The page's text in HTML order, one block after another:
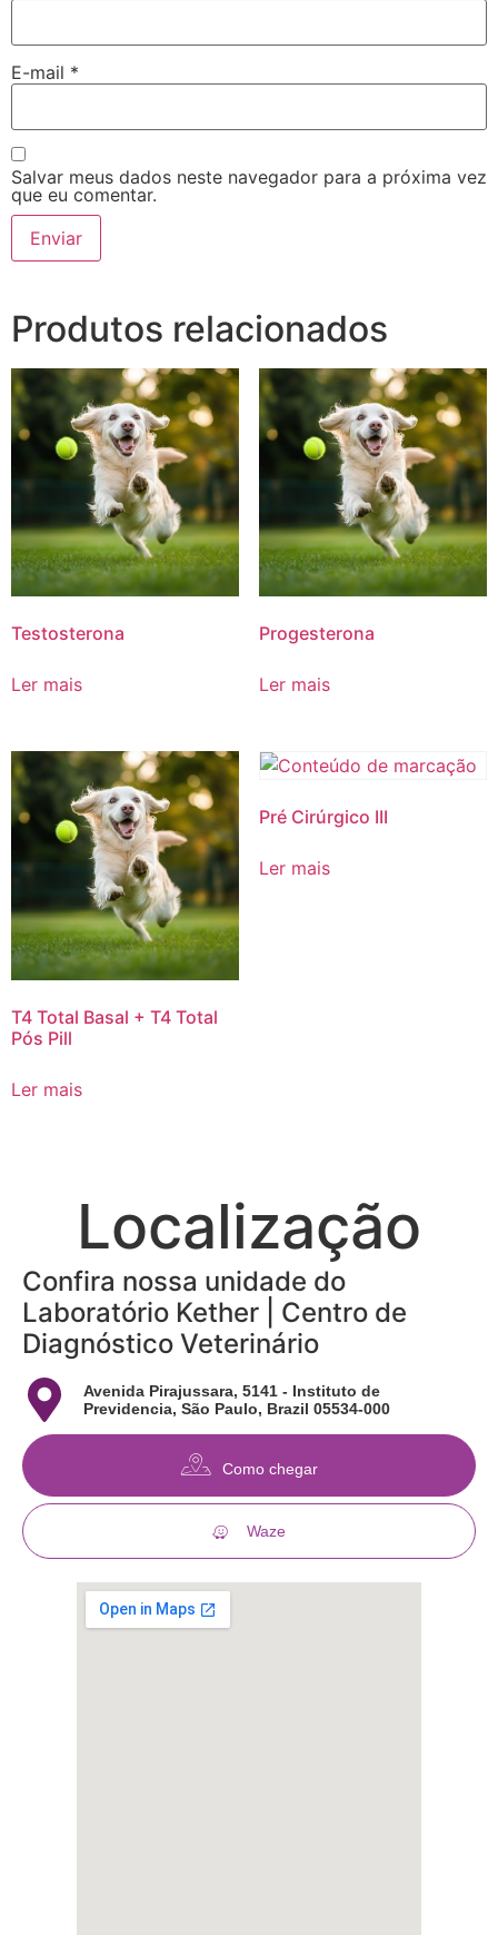
E-mail *
Salvar meus dados neste navegador para a próxima vez
que eu comentar.
Produtos relacionados
Testosterona
Ler mais
Progesterona
Ler mais
T4 Total Basal + T4 Total
Pós Pill
Ler mais
Pré Cirúrgico III
Ler mais
Localização
Confira nossa unidade do
Laboratório Kether | Centro de
Diagnóstico Veterinário
Avenida Pirajussara, 5141 - Instituto de
Previdencia, São Paulo, Brazil 05534-000
Como chegar
Waze